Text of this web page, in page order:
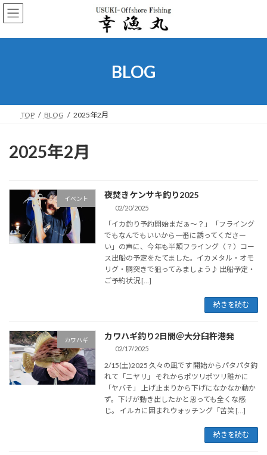
コ
ン
ン
ナ
ビ
ー
BLOG
TOP BLOG 2025年2月
2025年2月
イベント 夜焚きケンサキ釣り2025
02/20/2025
「イカ釣り予約開始まだぁ～？」「フライング
でもなんでもいいから一番に誘ってくださー
い」の声に、今年も半額フライング（？）コー
ス出船の予定をたてました。イカメタル・オモ
リグ・胴突きで狙ってみましょう♪ 出船予定・
ご予約状況 […]
続きを読む
カワハギ カワハギ釣り2日間＠大分臼杵港発
02/17/2025
2/15(土)2025 久々の凪です 開始からパタパタ釣
れて「ニヤリ」 それからポツリポツリ誰かに
「ヤバそ」 上げ止まりから下げになかなか動か
ず。下げが動き出したかと思っても全くな感
じ。 イルカに囲まれウォッチング「苦笑 […]
続きを読む